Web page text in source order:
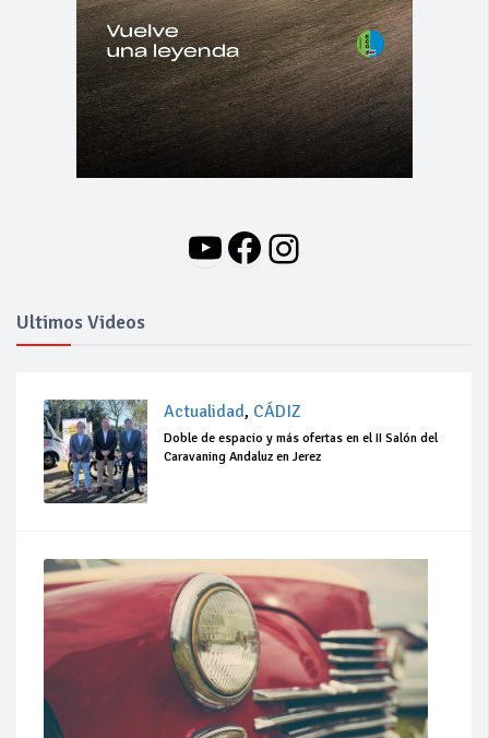
YouTube
Facebook
Instagram
Ultimos Videos
Actualidad, CÁDIZ
Doble de espacio y más ofertas en el II Salón del
Caravaning Andaluz en Jerez